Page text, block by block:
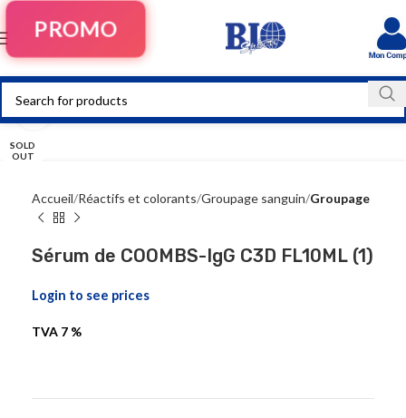
PROMO
SOLD
OUT
Click to enlarge
Accueil Réactifs et colorants Groupage sanguin Groupage
Sérum de COOMBS-IgG C3D FL10ML (1)
Login to see prices
TVA 7 %